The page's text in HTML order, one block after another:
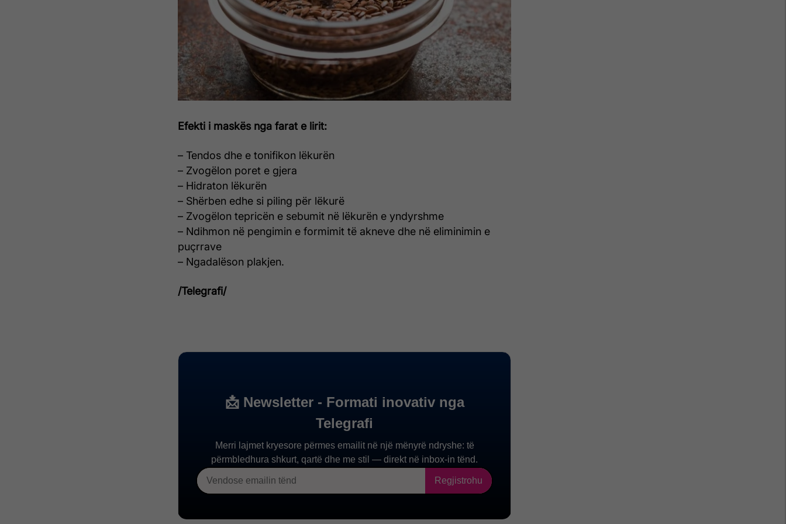
Efekti i maskës nga farat e lirit:
– Tendos dhe e tonifikon lëkurën
– Zvogëlon poret e gjera
– Hidraton lëkurën
– Shërben edhe si piling për lëkurë
– Zvogëlon tepricën e sebumit në lëkurën e yndyrshme
– Ndihmon në pengimin e formimit të akneve dhe në eliminimin e
puçrrave
– Ngadalëson plakjen.
/Telegrafi/